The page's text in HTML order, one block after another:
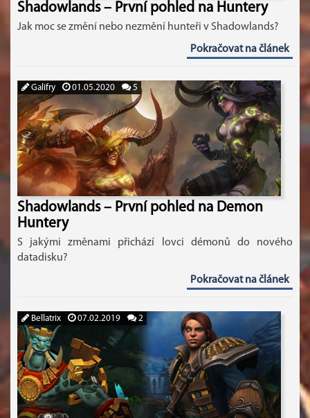
Shadowlands – První pohled na Huntery
Jak moc se změní nebo nezmění hunteři v Shadowlands?
Pokračovat na článek
Galifry 01.05.2020 5
Shadowlands – První pohled na Demon
Huntery
S jakými změnami přichází lovci démonů do nového
datadisku?
Pokračovat na článek
Bellatrix 07.02.2019 2